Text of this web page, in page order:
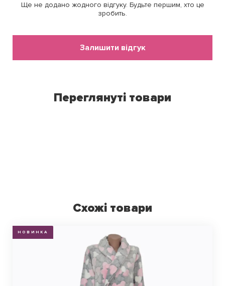
Ще не додано жодного відгуку. Будьте першим, хто це
зробить.
Залишити відгук
Переглянуті товари
Схожі товари
НОВИНКА